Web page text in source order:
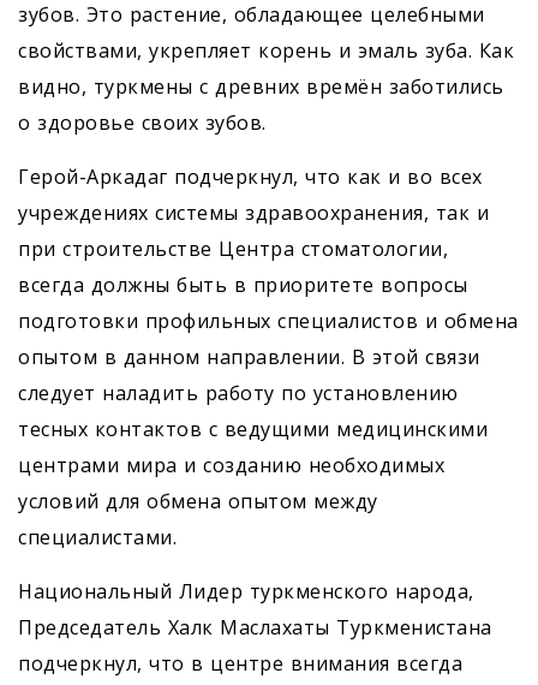
зубов. Это растение, обладающее целебными
свойствами, укрепляет корень и эмаль зуба. Как
видно, туркмены с древних времён заботились
о здоровье своих зубов.
Герой-Аркадаг подчеркнул, что как и во всех
учреждениях системы здравоохранения, так и
при строительстве Центра стоматологии,
всегда должны быть в приоритете вопросы
подготовки профильных специалистов и обмена
опытом в данном направлении. В этой связи
следует наладить работу по установлению
тесных контактов с ведущими медицинскими
центрами мира и созданию необходимых
условий для обмена опытом между
специалистами.
Национальный Лидер туркменского народа,
Председатель Халк Маслахаты Туркменистана
подчеркнул, что в центре внимания всегда